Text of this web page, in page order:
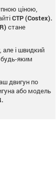
ціною,
CTP (Costex).
стане
, але і швидкий
будь-яким
двигун по
або модель